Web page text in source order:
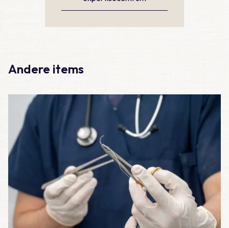
Andere items
Lees meer over Vraag 19: Wat is het juiste beleid bij een